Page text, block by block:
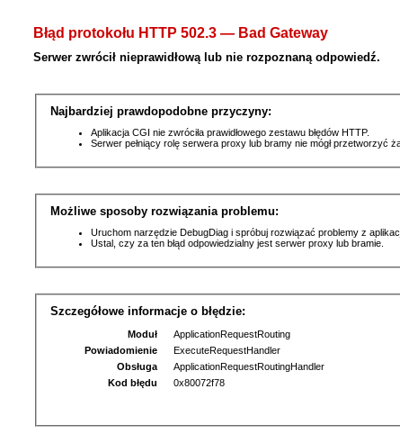
Błąd protokołu HTTP 502.3 — Bad Gateway
Serwer zwrócił nieprawidłową lub nie rozpoznaną odpowiedź.
Najbardziej prawdopodobne przyczyny:
Aplikacja CGI nie zwróciła prawidłowego zestawu błędów HTTP.
Serwer pełniący rolę serwera proxy lub bramy nie mógł przetworzyć
Możliwe sposoby rozwiązania problemu:
Uruchom narzędzie DebugDiag i spróbuj rozwiązać problemy z
Ustal, czy za ten błąd odpowiedzialny jest serwer proxy lub bramie.
Szczegółowe informacje o błędzie:
Moduł
ApplicationRequestRouting
Powiadomienie
ExecuteRequestHandler
Obsługa
ApplicationRequestRoutingHandler
Kod błędu
0x80072f78